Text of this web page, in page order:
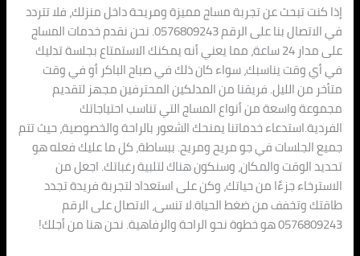
إذا كنت تبحث عن تجربة مساج مميزة ومريحة داخل منزلك، فلا تتردد
في الاتصال بنا على الرقم 0576809243. نحن نقدم خدمات المساج
على مدار 24 ساعة، مما يعني أنه يمكنك الاستمتاع بجلسة تدليك
في أي وقت يناسبك، سواء كان ذلك في صباح الباكر أو في وقت
متأخر من الليل. فريقنا من المدلكين المحترفين مجهز لتقديم
مجموعة واسعة من أنواع المساج التي تناسب احتياجاتك
الفردية.استدعاء خدماتنا يمنحك الشعور بالراحة والخصوصية، حيث تتم
جميع الجلسات في جو مريح ومريح. ببساطة، كل ما عليك فعله هو
تحديد الوقت والمكان، وسنكون هناك لتلبية رغباتك. اجعل من
الاسترخاء جزءًا من حياتك، وكن على استعداد لتجربة فريدة تجدد
طاقتك وتخفف من ضغط الحياة.لا تنسى، الاتصال على الرقم
0576809243 هو خطوة نحو الراحة والرفاهية. نحن هنا من أجلك!